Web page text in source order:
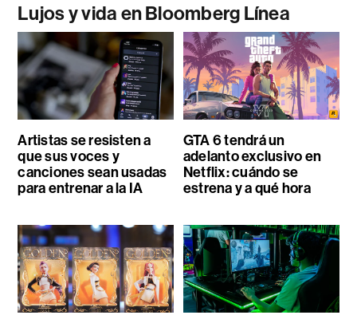
Lujos y vida en Bloomberg Línea
Artistas se resisten a
que sus voces y
canciones sean usadas
para entrenar a la IA
GTA 6 tendrá un
adelanto exclusivo en
Netflix: cuándo se
estrena y a qué hora